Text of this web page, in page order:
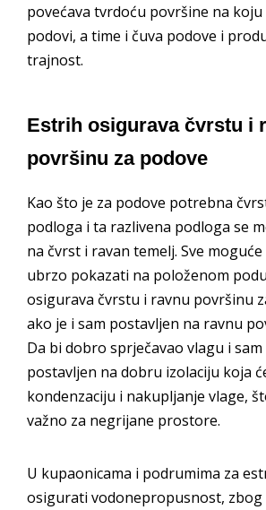
povećava tvrdoću površine na koju
podovi, a time i čuva podove i
trajnost.
Estrih osigurava čvrstu i
površinu za podove
Kao što je za podove potrebna
podloga i ta razlivena podloga se
na čvrst i ravan temelj. Sve
ubrzo pokazati na položenom
osigurava čvrstu i ravnu površinu
ako je i sam postavljen na ravnu
Da bi dobro sprječavao vlagu i
postavljen na dobru izolaciju koja
kondenzaciju i nakupljanje vlage,
važno za negrijane prostore.
U kupaonicama i podrumima za
osigurati vodonepropusnost, zbog